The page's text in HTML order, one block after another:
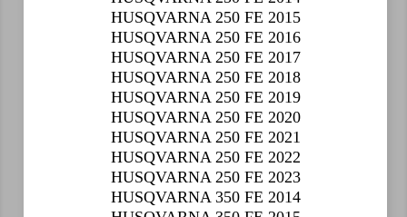
HUSQVARNA 250 FE 2015
HUSQVARNA 250 FE 2016
HUSQVARNA 250 FE 2017
HUSQVARNA 250 FE 2018
HUSQVARNA 250 FE 2019
HUSQVARNA 250 FE 2020
HUSQVARNA 250 FE 2021
HUSQVARNA 250 FE 2022
HUSQVARNA 250 FE 2023
HUSQVARNA 350 FE 2014